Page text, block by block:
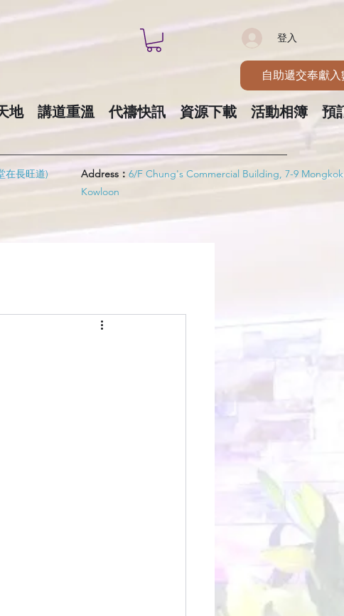
登入
自助遞交奉獻
地 講道重溫 代禱快訊 資源下載 活動相簿 預
在長旺道) Address： 6/F Chung's Commercial Building, 7-9
Kowloon